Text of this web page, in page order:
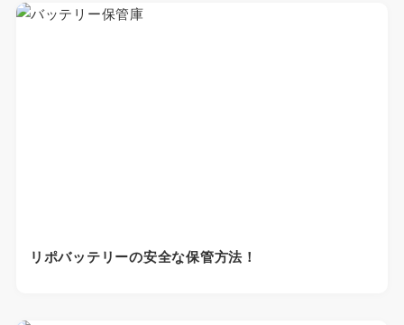
リポバッテリーの安全な保管方法！